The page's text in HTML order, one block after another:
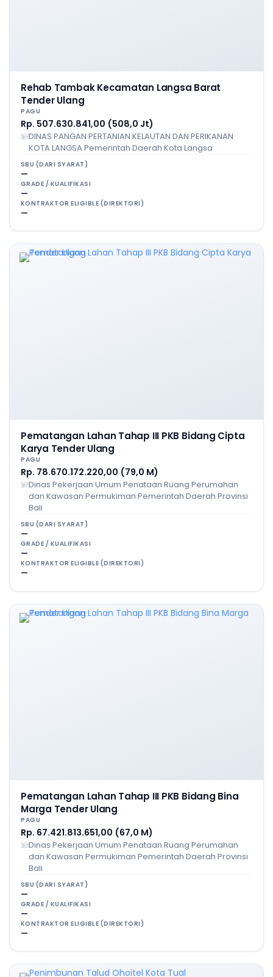
Rehab Tambak Kecamatan Langsa Barat
Tender Ulang
PAGU
Rp. 507.630.841,00 (508,0 Jt)
DINAS PANGAN PERTANIAN KELAUTAN DAN PERIKANAN
KOTA LANGSA Pemerintah Daerah Kota Langsa
SBU (DARI SYARAT)
—
GRADE / KUALIFIKASI
—
KONTRAKTOR ELIGIBLE (DIREKTORI)
—
Pematangan Lahan Tahap III PKB Bidang Cipta
Karya Tender Ulang
PAGU
Rp. 78.670.172.220,00 (79,0 M)
Dinas Pekerjaan Umum Penataan Ruang Perumahan
dan Kawasan Permukiman Pemerintah Daerah Provinsi
Bali
SBU (DARI SYARAT)
—
GRADE / KUALIFIKASI
—
KONTRAKTOR ELIGIBLE (DIREKTORI)
—
Pematangan Lahan Tahap III PKB Bidang Bina
Marga Tender Ulang
PAGU
Rp. 67.421.813.651,00 (67,0 M)
Dinas Pekerjaan Umum Penataan Ruang Perumahan
dan Kawasan Permukiman Pemerintah Daerah Provinsi
Bali
SBU (DARI SYARAT)
—
GRADE / KUALIFIKASI
—
KONTRAKTOR ELIGIBLE (DIREKTORI)
—